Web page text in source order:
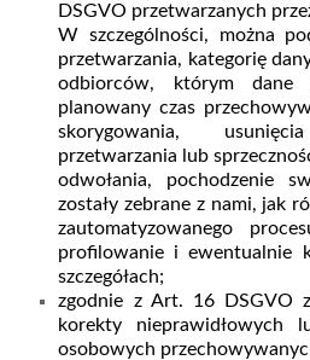
DSGVO przetwarzanych
W szczególności, można
przetwarzania, kategorię
odbiorców, którym dane
planowany czas
skorygowania,
przetwarzania lub
odwołania, pochodzenie
zostały zebrane z nami, jak
zautomatyzowanego
profilowanie i ewentualnie
szczegółach;
zgodnie z Art. 16 DSGVO
korekty nieprawidłowych
osobowych